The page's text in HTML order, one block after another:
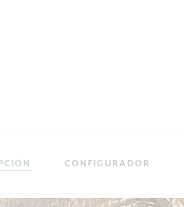
CONFIGURADOR